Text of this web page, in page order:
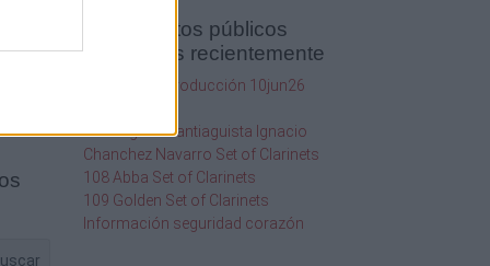
Documentos públicos
agregados recientemente
SQF Ed 10 Introducción 10jun26
116 Orgullo Santiaguista Ignacio
Chanchez Navarro Set of Clarinets
108 Abba Set of Clarinets
109 Golden Set of Clarinets
Información seguridad corazón